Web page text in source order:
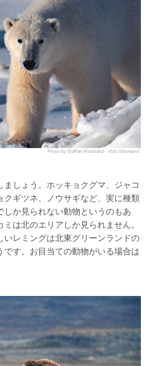
ましょう。ホッキョクグマ、ジャコ
クギツネ、ノウサギなど、実に種類
か見られない動物というのもあ
は北のエリアしか見られません。
いレミングは北東グリーンランドの
す。お目当ての動物がいる場合は